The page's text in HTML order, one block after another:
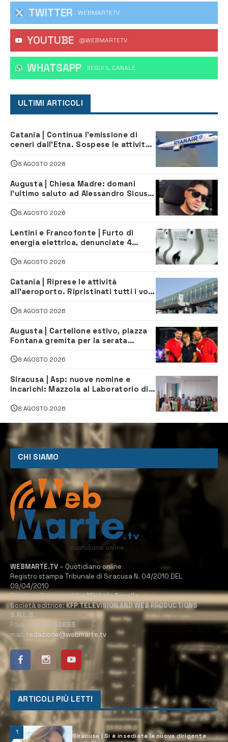
TWITTER WEBMARTETV
YOUTUBE @WEBMARTETV
WHATSAPP ‎SEGUI IL CANALE
ULTIMI ARTICOLI
Catania | Continua l’emissione di
ceneri dall’Etna. Sospese le attività
8 AGOSTO 2026
Augusta | Chiesa Madre: domani
l’ultimo saluto ad Alessandro Sicuso,
8 AGOSTO 2026
Lentini e Francofonte | Furto di
energia elettrica, denunciate 4
8 AGOSTO 2026
Catania | Riprese le attività
all’aeroporto. Ripristinati tutti i voli
8 AGOSTO 2026
Augusta | Cartellone estivo, piazza
Fontana gremita per la serata
8 AGOSTO 2026
Siracusa | Asp: nuove nomine e
incarichi: Mazzola al Laboratorio di
Servizio Legale
8 AGOSTO 2026
CHI SIAMO
WEBMARTE.TV – Quotidiano online
Registro stampa Tribunale di Siracusa N. 04/2010 DEL
09/04/2010
Direttore Responsabile:Michele Accolla
Società editrice:KFP TELEVISION AND WEB PRODUCTIONS
S.R.L.S.
P.Iva: 02184950893
mail: redazione@webmarte.tv
ARTICOLI PIÙ LETTI
1
Siracusa | Si è insediata la nuova dirigente